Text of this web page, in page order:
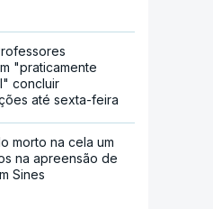
"praticamente
concluir
até sexta-feira
morto na cela um
na apreensão de
Sines